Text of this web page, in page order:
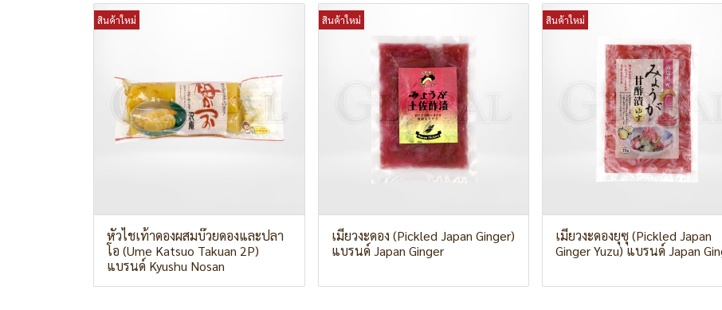
สินค้าใหม่
หัวไชเท้าดองผสมบ๊วยดองและปลา
โอ (Ume Katsuo Takuan 2P)
แบรนด์ Kyushu Nosan
สินค้าใหม่
เมียวงะดอง (Pickled Japan Ginger)
แบรนด์ Japan Ginger
สินค้าใหม่
เมียวงะดองยุซุ (Pickled Japan
Ginger Yuzu) แบรนด์ Japan